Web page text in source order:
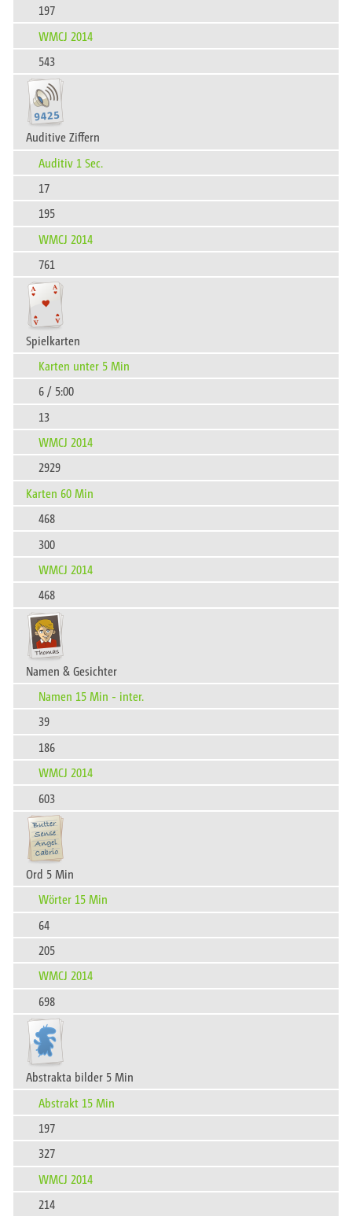
197
WMCJ 2014
543
Auditive Ziffern
Auditiv 1 Sec.
17
195
WMCJ 2014
761
Spielkarten
Karten unter 5 Min
6 / 5:00
13
WMCJ 2014
2929
Karten 60 Min
468
300
WMCJ 2014
468
Namen & Gesichter
Namen 15 Min - inter.
39
186
WMCJ 2014
603
Ord 5 Min
Wörter 15 Min
64
205
WMCJ 2014
698
Abstrakta bilder 5 Min
Abstrakt 15 Min
197
327
WMCJ 2014
214